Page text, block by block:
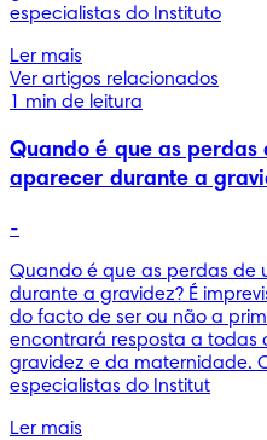
especialistas do Instituto
Ler mais
Ver artigos relacionados
1 min de leitura
Quando é que as
aparecer durante a
-
Quando é que as perdas de
durante a gravidez? É
do facto de ser ou não a
encontrará resposta a todas
gravidez e da maternidade.
especialistas do Institut
Ler mais